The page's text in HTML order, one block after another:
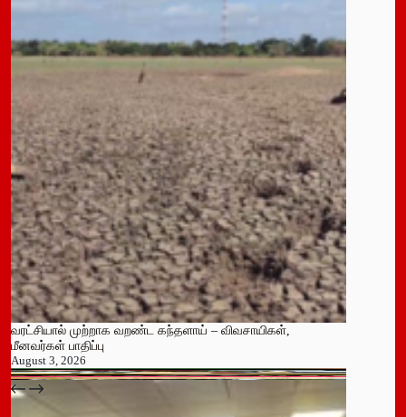
வரட்சியால் முற்றாக வறண்ட கந்தளாய் – விவசாயிகள்,
மீனவர்கள் பாதிப்பு
August 3, 2026
பதுளை மாநகர சபையின் NPP உறுப்பினர் திடீர் ராஜினாமா!
July 14, 2026